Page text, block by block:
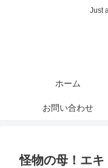
Just
ホーム
お問い合わせ
怪物の母！エ